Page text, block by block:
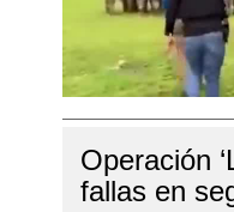
Operación
fallas en